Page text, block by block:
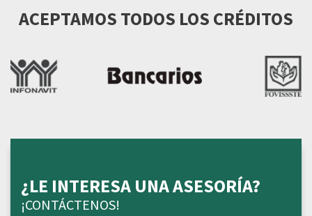
ACEPTAMOS TODOS LOS CRÉDITOS
¿LE INTERESA UNA ASESORÍA?
¡CONTÁCTENOS!